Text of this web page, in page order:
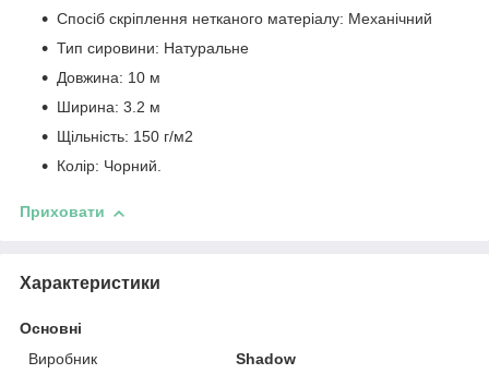
Спосіб скріплення нетканого матеріалу: Механічний
Тип сировини: Натуральне
Довжина: 10 м
Ширина: 3.2 м
Щільність: 150 г/м2
Колір: Чорний.
Приховати
Характеристики
Основні
Виробник
Shadow